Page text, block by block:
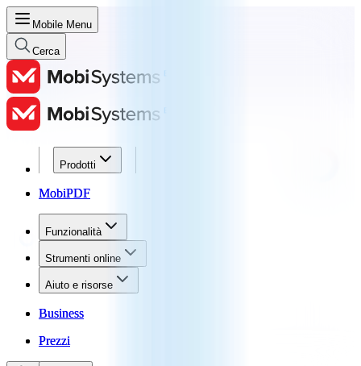
Mobile Menu
Cerca
Prodotti
MobiPDF
Funzionalità
Strumenti online
Aiuto e risorse
Business
Prezzi
Prodotti
MobiPDF
Funzionalità
Strumenti online
Aiuto e risorse
Business
Prezzi